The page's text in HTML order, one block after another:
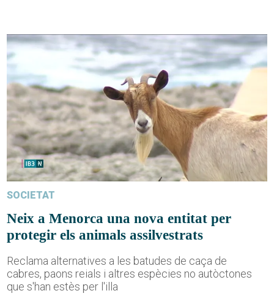
SOCIETAT
Neix a Menorca una nova entitat per
protegir els animals assilvestrats
Reclama alternatives a les batudes de caça de
cabres, paons reials i altres espècies no autòctones
que s'han estès per l'illa